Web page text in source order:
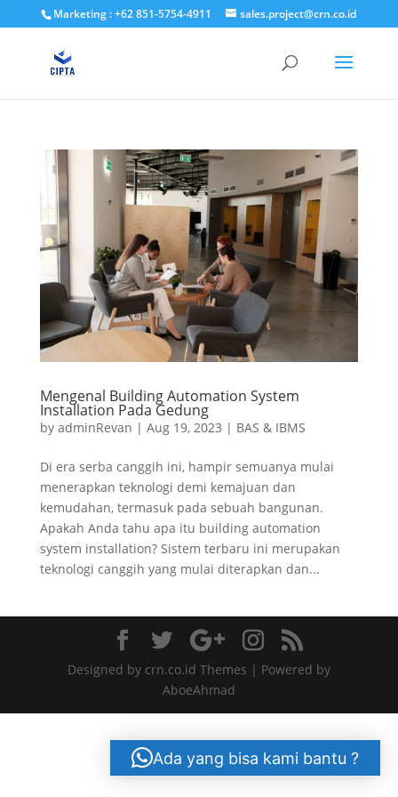
Marketing : +62 851-5754-4911 sales.project@crn.co.id
Mengenal Building Automation System
Installation Pada Gedung
by adminRevan | Aug 19, 2023 | BAS & IBMS
Di era serba canggih ini, hampir semuanya mulai
menerapkan teknologi demi kemajuan dan
kemudahan, termasuk pada sebuah bangunan.
Apakah Anda tahu apa itu building automation
system installation? Sistem terbaru ini merupakan
teknologi canggih yang mulai diterapkan dan...
Designed by crn.co.id Themes | Powered by
AboeAhmad
Ada yang bisa kami bantu ?